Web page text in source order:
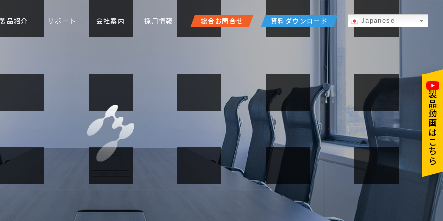
製品紹介 サポート 会社案内 採用情報 総合お問合せ 資料ダウンロード Japanese
製品動画はこちら